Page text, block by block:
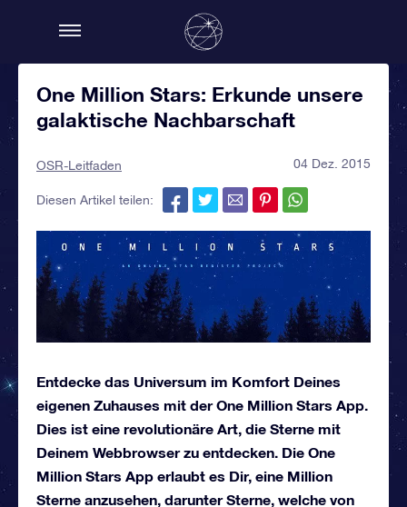
One Million Stars: Erkunde unsere
galaktische Nachbarschaft
OSR-Leitfaden 04 Dez. 2015
Diesen Artikel teilen:
Entdecke das Universum im Komfort Deines
eigenen Zuhauses mit der One Million Stars App.
Dies ist eine revolutionäre Art, die Sterne mit
Deinem Webbrowser zu entdecken. Die One
Million Stars App erlaubt es Dir, eine Million
Sterne anzusehen, darunter Sterne, welche von